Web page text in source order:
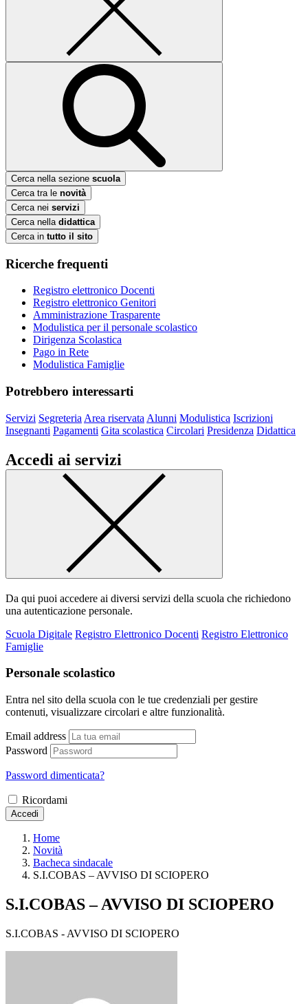
Cerca nella sezione scuola
Cerca tra le novità
Cerca nei servizi
Cerca nella didattica
Cerca in tutto il sito
Ricerche frequenti
Registro elettronico Docenti
Registro elettronico Genitori
Amministrazione Trasparente
Modulistica per il personale scolastico
Dirigenza Scolastica
Pago in Rete
Modulistica Famiglie
Potrebbero interessarti
Servizi Segreteria Area riservata Alunni Modulistica Iscrizioni
Insegnanti Pagamenti Gita scolastica Circolari Presidenza Didattica
Accedi ai servizi
Da qui puoi accedere ai diversi servizi della scuola che richiedono
una autenticazione personale.
Scuola Digitale Registro Elettronico Docenti Registro Elettronico
Famiglie
Personale scolastico
Entra nel sito della scuola con le tue credenziali per gestire
contenuti, visualizzare circolari e altre funzionalità.
Email address
Password
Password dimenticata?
Ricordami
Accedi
Home
Novità
Bacheca sindacale
S.I.COBAS – AVVISO DI SCIOPERO
S.I.COBAS – AVVISO DI SCIOPERO
S.I.COBAS - AVVISO DI SCIOPERO